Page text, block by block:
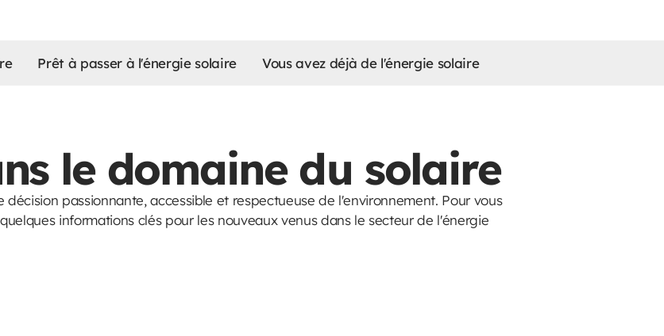
Prêt à passer à l'énergie solaire Vous avez déjà de l'énergie solaire
le domaine du solaire
passionnante, accessible et respectueuse de l'environnement. Pour vous
informations clés pour les nouveaux venus dans le secteur de l'énergie